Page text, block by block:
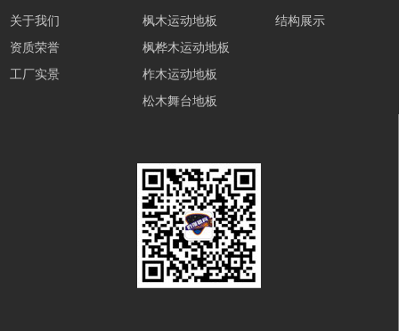
关于我们
资质荣誉
工厂实景
枫木运动地板
枫桦木运动地板
柞木运动地板
松木舞台地板
结构展示